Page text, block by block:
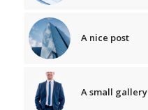
A nice post
A small gallery